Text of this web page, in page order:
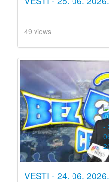
49 views
VESTI - 24. 06. 2026.